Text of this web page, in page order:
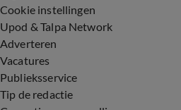
Cookie instellingen
Upod & Talpa Network
Adverteren
Vacatures
Publieksservice
Tip de redactie